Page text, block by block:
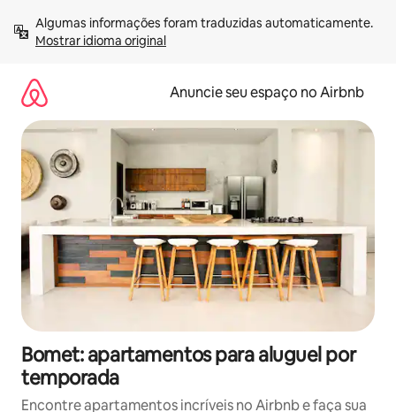
para
Mostrar idioma original
Anuncie seu espaço no Airbnb
Bomet: apartamentos para aluguel por
temporada
Encontre apartamentos incríveis no Airbnb e faça sua